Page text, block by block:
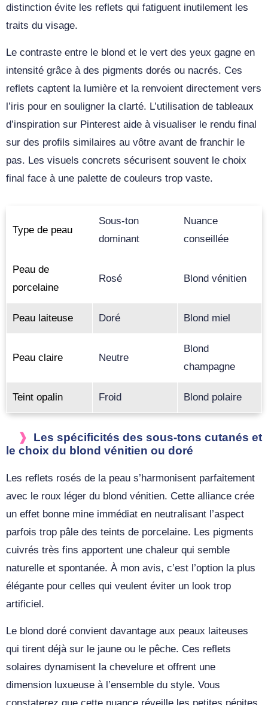
distinction évite les reflets qui fatiguent inutilement les
traits du visage.
Le contraste entre le blond et le vert des yeux gagne en
intensité grâce à des pigments dorés ou nacrés. Ces
reflets captent la lumière et la renvoient directement vers
l’iris pour en souligner la clarté. L’utilisation de tableaux
d’inspiration sur Pinterest aide à visualiser le rendu final
sur des profils similaires au vôtre avant de franchir le
pas. Les visuels concrets sécurisent souvent le choix
final face à une palette de couleurs trop vaste.
Type de peau
Sous-ton
dominant
Nuance
conseillée
Peau de
porcelaine
Rosé Blond vénitien
Peau laiteuse Doré Blond miel
Peau claire Neutre
Blond
champagne
Teint opalin Froid Blond polaire
Les spécificités des sous-tons cutanés et
le choix du blond vénitien ou doré
Les reflets rosés de la peau s’harmonisent parfaitement
avec le roux léger du blond vénitien. Cette alliance crée
un effet bonne mine immédiat en neutralisant l’aspect
parfois trop pâle des teints de porcelaine. Les pigments
cuivrés très fins apportent une chaleur qui semble
naturelle et spontanée. À mon avis, c’est l’option la plus
élégante pour celles qui veulent éviter un look trop
artificiel.
Le blond doré convient davantage aux peaux laiteuses
qui tirent déjà sur le jaune ou le pêche. Ces reflets
solaires dynamisent la chevelure et offrent une
dimension luxueuse à l’ensemble du style. Vous